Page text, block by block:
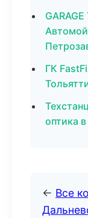
ГК
оптика
← Все